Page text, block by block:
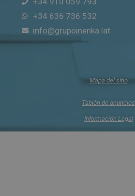
+34 636 736 532
info@grupoinenka.lat
Mapa del sitio
Tablón de anuncios
Información Legal